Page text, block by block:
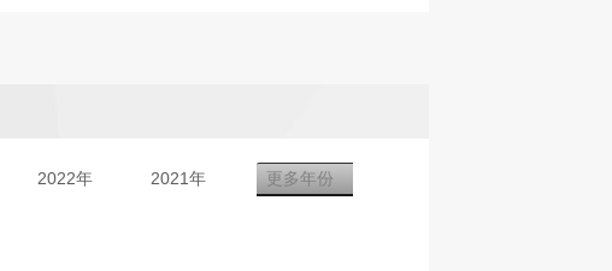
2022年 2021年 更多年份